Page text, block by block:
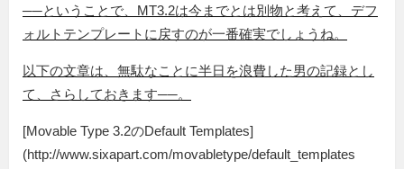
──ということで、MT3.2は今までとは別物と考えて、デフ
ォルトテンプレートに戻すのが一番確実でしょうね。
以下の文章は、無駄なことに半日を浪費した男の記録とし
て、さらしておきます──。
[Movable Type 3.2のDefault Templates]
(http://www.sixapart.com/movabletype/default_templates